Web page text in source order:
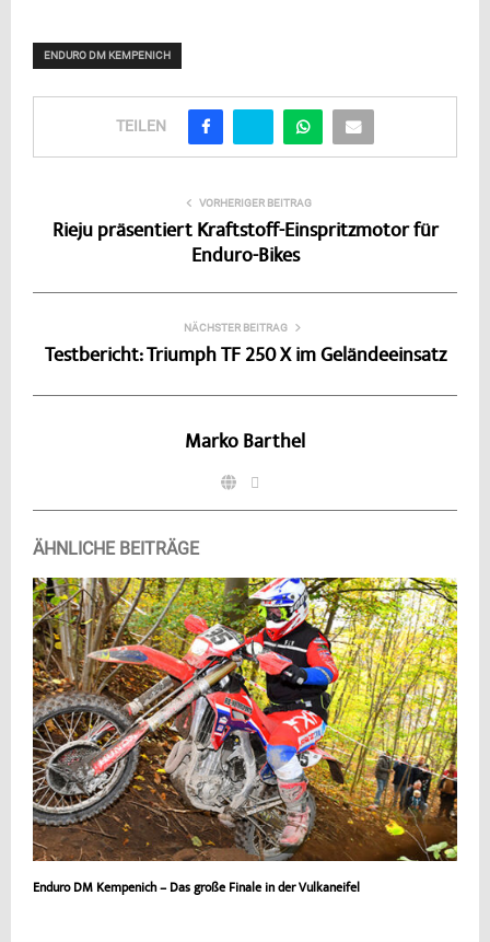
ENDURO DM KEMPENICH
TEILEN
VORHERIGER BEITRAG
Rieju präsentiert Kraftstoff-Einspritzmotor für
Enduro-Bikes
NÄCHSTER BEITRAG
Testbericht: Triumph TF 250 X im Geländeeinsatz
Marko Barthel
ÄHNLICHE BEITRÄGE
Enduro DM Kempenich – Das große Finale in der Vulkaneifel